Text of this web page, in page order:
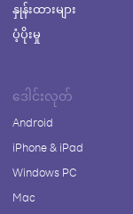
နှုန်းထားများ
ပံ့ပိုးမှု
ဒေါင်းလုတ်
Android
iPhone & iPad
Windows PC
Mac